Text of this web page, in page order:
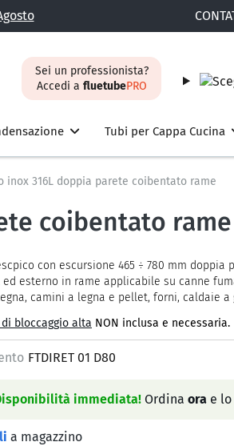
Sei un professionista?
Accedi a fluetubePRO
Tubi per Cappa Cucina
inox 316L doppia parete coibentato rame
coibentato rame
con escursione 465 ÷ 780 mm
ed esterno in rame applicabile su canne
camini a legna e pellet, forni, caldaie
bloccaggio alta NON inclusa e necessaria.
FTDIRET 01 D80
immediata! Ordina ora e
a magazzino